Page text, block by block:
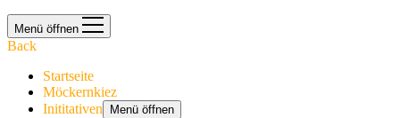
Menü öffnen
Back
Startseite
Möckernkiez
Inititativen
Menü öffnen